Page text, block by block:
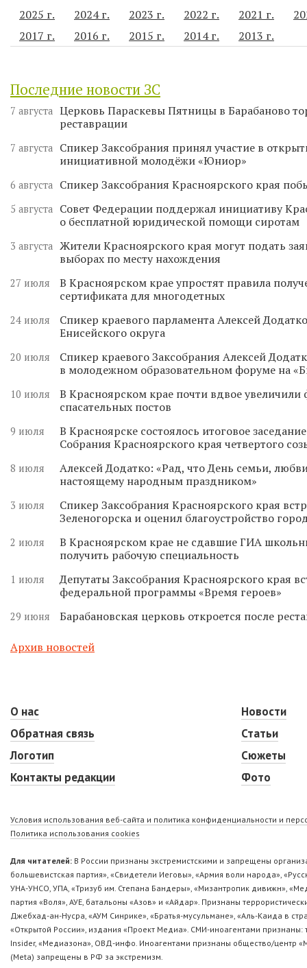
2025 г. 2024 г. 2023 г. 2022 г. 2021 г.
2017 г.
2016 г. 2015 г. 2014 г. 2013 г.
Последние новости ЗС
7 августа Церковь Параскевы Пятницы в Барабаново
реставрации
7 августа
Спикер Заксобрания принял участие в
инициативной молодёжи «Юниор»
6 августа Спикер Заксобрания Красноярского края
5 августа
Совет Федерации поддержал инициативу
о бесплатной юридической помощи сиротам
3 августа Жители Красноярского края могут подать
выборах по месту нахождения
27 июля
В Красноярском крае упростят правила
сертификата для многодетных
24 июля
Спикер краевого парламента Алексей
Енисейского округа
20 июля
Спикер краевого Заксобрания Алексей
в молодежном образовательном форуме на
10 июля
В Красноярском крае почти вдвое
спасательных постов
9 июля
В Красноярске состоялось итоговое
Собрания Красноярского края четвертого
8 июля
Алексей Додатко: «Рад, что День семьи,
настоящему народным праздником»
3 июля
Спикер Заксобрания Красноярского края
Зеленогорска и оценил благоустройство
2 июля
В Красноярском крае не сдавшие ГИА
получить рабочую специальность
1 июля
Депутаты Заксобрания Красноярского края
федеральной программы «Время героев»
29 июня Барабановская церковь откроется после
Архив новостей
О нас
Обратная связь
Логотип
Контакты редакции
Новости
Статьи
Сюжеты
Фото
Условия использования веб-сайта и политика конфиденциальности и
Политика использования cookies
Для читателей: В России признаны экстремистскими и запрещены
большевистская партия», «Свидетели Иеговы», «Армия воли народа»,
УНА-УНСО, УПА, «Тризуб им. Степана Бандеры», «Мизантропик дивижн»,
партия «Воля», АУЕ, батальоны «Азов» и «Айдар». Признаны
Джебхад-ан-Нусра, «АУМ Синрике», «Братья-мусульмане», «Аль-Каида в
«Открытой России», издания «Проект Медиа». СМИ-иноагентами
Insider, «Медиазона», ОВД-инфо. Иноагентами признаны общество/центр
(Metа) запрещены в РФ за экстремизм.